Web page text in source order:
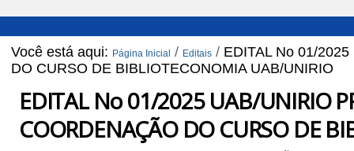
Você está aqui: Página Inicial / Editais / EDITAL No 01/
DO CURSO DE BIBLIOTECONOMIA UAB/UNIRIO
EDITAL No 01/2025 UAB/UNIRIO
COORDENAÇÃO DO CURSO DE